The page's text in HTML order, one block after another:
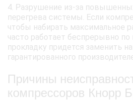
Разрушение из-за
перегрева системы. Если
чтобы набирать максимальное
часто работает беспрерывно по
прокладку придется заменить
гарантированного
Причины
компрессоров Кнорр